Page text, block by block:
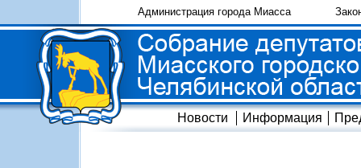
Администрация города Миасса
Новости Информация